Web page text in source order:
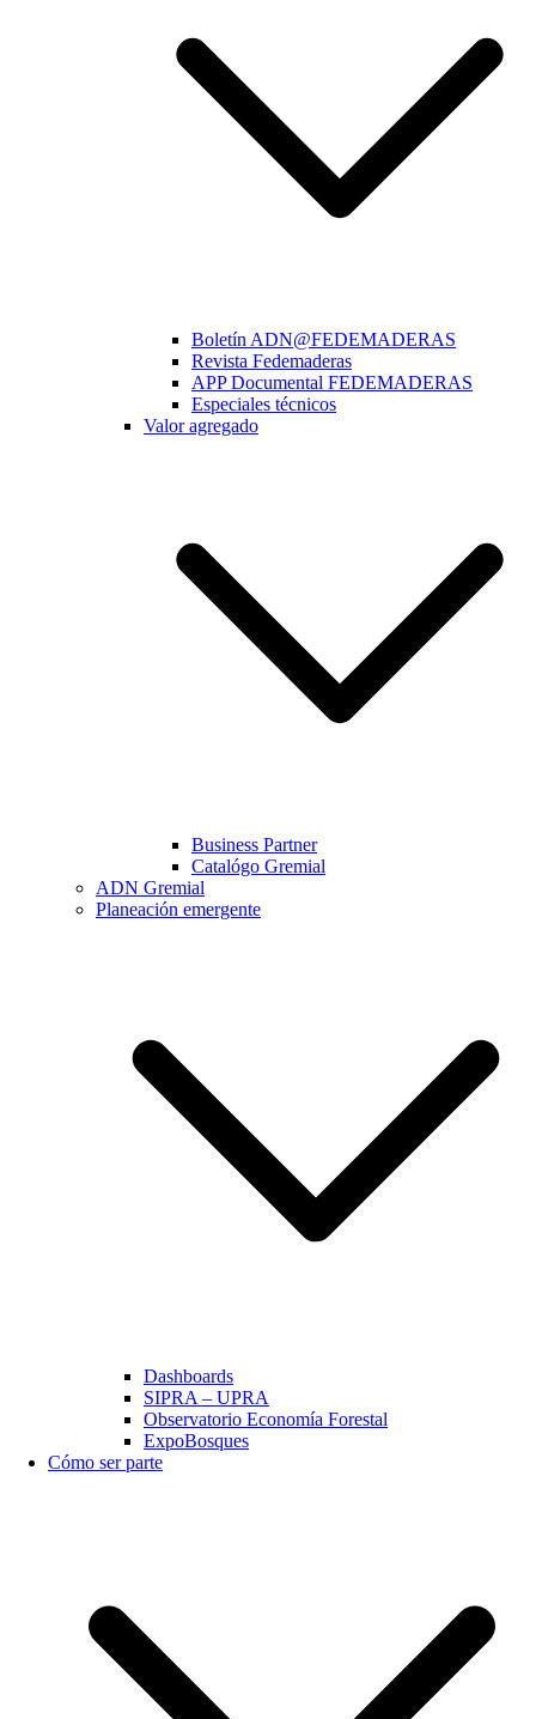
Boletín ADN@FEDEMADERAS
Revista Fedemaderas
APP Documental FEDEMADERAS
Especiales técnicos
Valor agregado
Business Partner
Catalógo Gremial
ADN Gremial
Planeación emergente
Dashboards
SIPRA – UPRA
Observatorio Economía Forestal
ExpoBosques
Cómo ser parte